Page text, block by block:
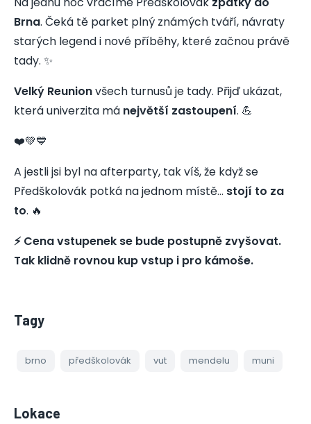
Brna. Čeká tě parket plný známých tváří, návraty
starých legend i nové příběhy, které začnou právě
tady. ✨
Velký Reunionvšech turnusů je tady. Přijď ukázat,
která univerzita má největší zastoupení. 💪
❤️💚💙
A jestli jsi byl na afterparty, tak víš, že když se
Předškolovák potká na jednom místě… stojí to za
to. 🔥
⚡ Cena vstupenek se bude postupně zvyšovat.
Tak klidně rovnou kup vstup i pro kámoše.
Tagy
brno předškolovák vut mendelu muni
Lokace